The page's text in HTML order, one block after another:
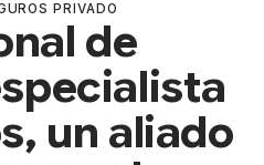
PRIVADO
de
un aliado